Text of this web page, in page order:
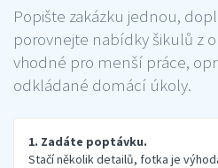
Popište zakázku jednou,
porovnejte nabídky šikulů z
vhodné pro menší práce,
odkládané domácí úkoly.
1. Zadáte poptávku.
Stačí několik detailů, fotka je